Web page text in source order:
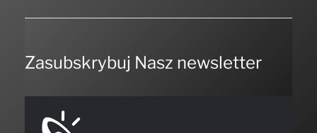
Zasubskrybuj Nasz newsletter